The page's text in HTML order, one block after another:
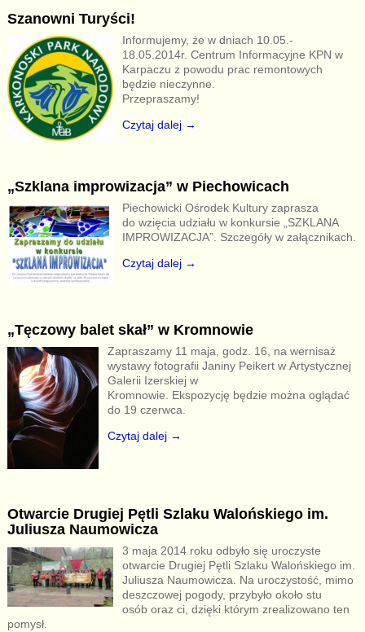
Szanowni Turyści!
Informujemy, że w dniach 10.05.-
18.05.2014r. Centrum Informacyjne KPN w
Karpaczu z powodu prac remontowych
będzie nieczynne.
Przepraszamy!
Czytaj dalej →
„Szklana improwizacja” w Piechowicach
Piechowicki Ośrodek Kultury zaprasza
do wzięcia udziału w konkursie „SZKLANA
IMPROWIZACJA”. Szczegóły w załącznikach.
Czytaj dalej →
„Tęczowy balet skał” w Kromnowie
Zapraszamy 11 maja, godz. 16, na wernisaż
wystawy fotografii Janiny Peikert w Artystycznej
Galerii Izerskiej w
Kromnowie. Ekspozycję będzie można oglądać
do 19 czerwca.
Czytaj dalej →
Otwarcie Drugiej Pętli Szlaku Walońskiego im.
Juliusza Naumowicza
3 maja 2014 roku odbyło się uroczyste
otwarcie Drugiej Pętli Szlaku Walońskiego im.
Juliusza Naumowicza. Na uroczystość, mimo
deszczowej pogody, przybyło około stu
osób oraz ci, dzięki którym zrealizowano ten
pomysł.